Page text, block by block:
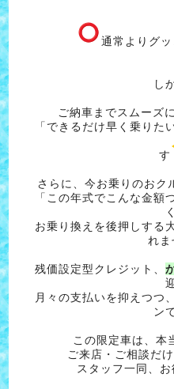
通常よりグッ
し
ご納車までスムーズ
「できるだけ早く乗りた
す
さらに、今お乗りのおク
「この年式でこんな金額
お乗り換えを後押しする
れま
残価設定型クレジット、
月々の支払いを抑えつつ
ン
この限定車は、本
ご来店・ご相談だ
スタッフ一同、お